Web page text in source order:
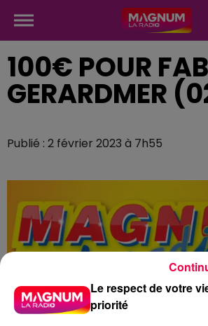
100€ POUR
GERARDMER
Publié : 2 février 2023 à 7h55
Le respect de votre
priorité